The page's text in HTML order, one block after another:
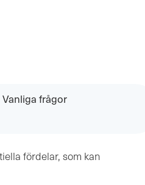
Vanliga frågor
fördelar, som kan